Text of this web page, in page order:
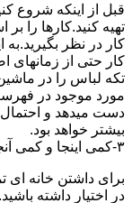
قبل از اینکه شروع
تهیه کنید.کارها را
کار در نظر بگیرید.به
کار حتی از زمانهای
تکه لباس را در
مورد موجود در
دست میدهد و احتمال
بیشتر خواهد بود.
۳-کمی اینجا و کمی آنجا
برای داشتن خانه ای